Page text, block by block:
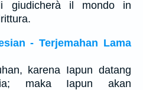
giudicherà il mondo in
- Terjemahan Lama
karena Iapun datang
maka Iapun akan